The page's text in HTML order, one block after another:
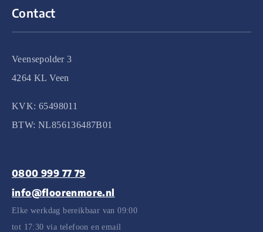
Contact
Veensepolder 3
4264 KL Veen
KVK: 65498011
BTW: NL856136487B01
0800 999 77 79
info@floorenmore.nl
Elke werkdag bereikbaar van 09:00
tot 17:30 via telefoon en email